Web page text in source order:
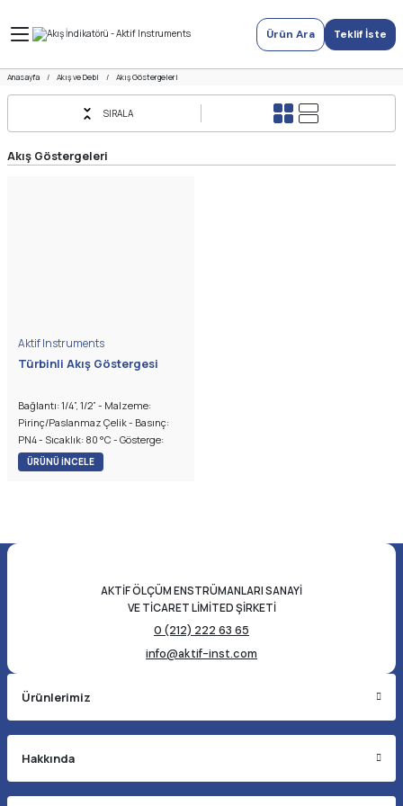
Ürün Ara Teklif İste
Anasayfa Akış ve Debi Akış Göstergeleri
SIRALA
Akış Göstergeleri
Aktif Instruments
Türbinli Akış Göstergesi
Bağlantı: 1/4”, 1/2” - Malzeme:
Pirinç/Paslanmaz Çelik - Basınç:
PN4 - Sıcaklık: 80 °C - Gösterge:
Borosilicat Cam
ÜRÜNÜ İNCELE
AKTİF ÖLÇÜM ENSTRÜMANLARI SANAYİ
VE TİCARET LİMİTED ŞİRKETİ
0 (212) 222 63 65
info@aktif-inst.com
Ürünlerimiz
Hakkında